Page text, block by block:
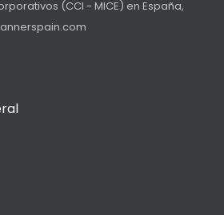
(CCI - MICE) en España,